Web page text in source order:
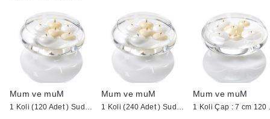
Mum ve muM
1 Koli (120 Adet ) Suda Yüzen Mum
Mum ve muM
1 Koli (240 Adet ) Suda Yüzen Mum
Mum ve muM
1 Koli